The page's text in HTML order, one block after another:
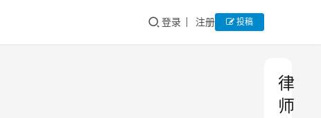
登录 注册 投稿
律
师